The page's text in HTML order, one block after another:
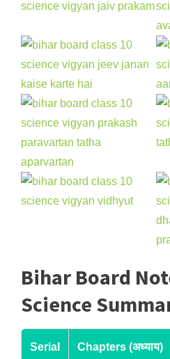
Bihar Board
Science
Serial
Chapters (अध्याय)